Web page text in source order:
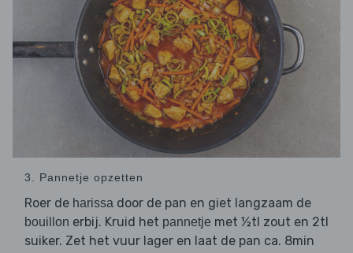
3. Pannetje opzetten
Roer de harissa door de pan en giet langzaam de
bouillon erbij. Kruid het pannetje met ½tl zout en 2tl
suiker. Zet het vuur lager en laat de pan ca. 8min